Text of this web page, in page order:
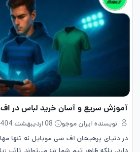
آموزش سریع و آسان خرید لباس در
نویسنده ایران موجو
08 اردیبهشت 1404
در دنیای پرهیجان اف سی موبایل نه تنها